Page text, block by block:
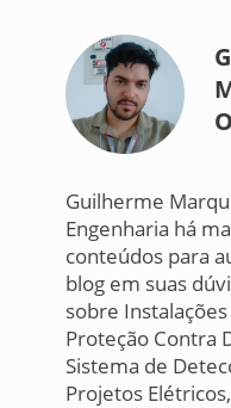
Guilherme
Engenharia há
conteúdos para
blog em suas
sobre
Proteção Contra
Sistema de
Projetos